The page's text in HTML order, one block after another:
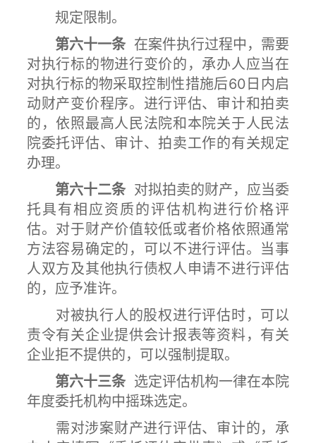
规定限制。
第六十一条 在案件执行过程中，需要
对执行标的物进行变价的，承办人应当在
对执行标的物采取控制性措施后60日内启
动财产变价程序。进行评估、审计和拍卖
的，依照最高人民法院和本院关于人民法
院委托评估、审计、拍卖工作的有关规定
办理。
第六十二条 对拟拍卖的财产，应当委
托具有相应资质的评估机构进行价格评
估。对于财产价值较低或者价格依照通常
方法容易确定的，可以不进行评估。当事
人双方及其他执行债权人申请不进行评估
的，应予准许。
对被执行人的股权进行评估时，可以
责令有关企业提供会计报表等资料，有关
企业拒不提供的，可以强制提取。
第六十三条 选定评估机构一律在本院
年度委托机构中摇珠选定。
需对涉案财产进行评估、审计的，承